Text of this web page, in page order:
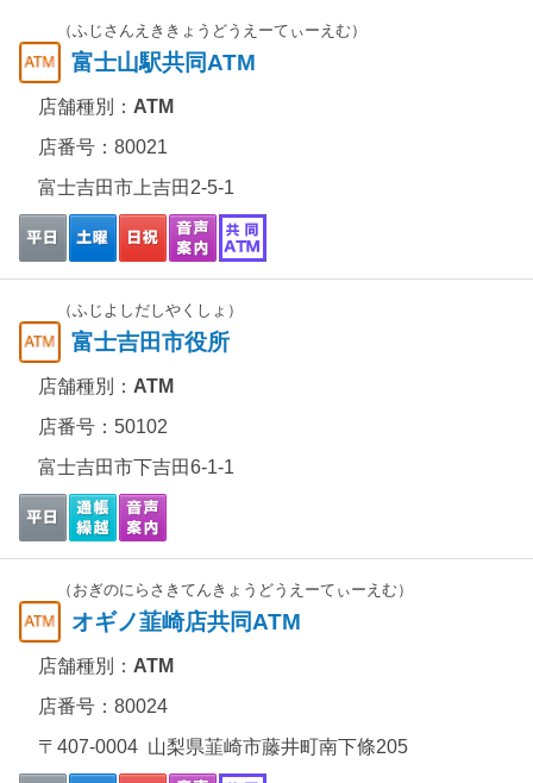
（ふじさんえききょうどうえーてぃーえむ）
富士山駅共同ATM
店舗種別： ATM
店番号：80021
富士吉田市上吉田2-5-1
（ふじよしだしやくしょ）
富士吉田市役所
店舗種別： ATM
店番号：50102
富士吉田市下吉田6-1-1
（おぎのにらさきてんきょうどうえーてぃーえむ）
オギノ韮崎店共同ATM
店舗種別： ATM
店番号：80024
〒407-0004 山梨県韮崎市藤井町南下條205